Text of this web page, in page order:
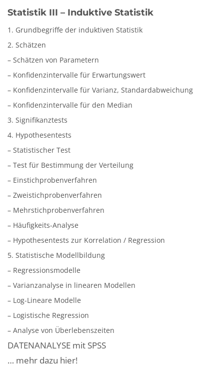
Statistik III – Induktive Statistik
1. Grundbegriffe der induktiven Statistik
2. Schätzen
– Schätzen von Parametern
– Konfidenzintervalle für Erwartungswert
– Konfidenzintervalle für Varianz, Standardabweichung
– Konfidenzintervalle für den Median
3. Signifikanztests
4. Hypothesentests
– Statistischer Test
– Test für Bestimmung der Verteilung
– Einstichprobenverfahren
– Zweistichprobenverfahren
– Mehrstichprobenverfahren
– Häufigkeits-Analyse
– Hypothesentests zur Korrelation / Regression
5. Statistische Modellbildung
– Regressionsmodelle
– Varianzanalyse in linearen Modellen
– Log-Lineare Modelle
– Logistische Regression
– Analyse von Überlebenszeiten
DATENANALYSE mit SPSS
… mehr dazu hier!